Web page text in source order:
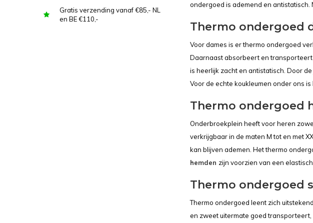
Gratis verzending vanaf €85,- NL
en BE €110,-
ondergoed is ademend en antistatisch.
Thermo ondergoed
Voor dames is er thermo ondergoed
Daarnaast absorbeert en
is heerlijk zacht en antistatisch. Door
Voor de echte koukleumen onder ons
Thermo ondergoed
Onderbroekplein heeft voor heren
verkrijgbaar in de maten M tot en met
kan blijven ademen. Het thermo
hemden zijn voorzien van een
Thermo ondergoed
Thermo ondergoed leent zich
en zweet uitermate goed